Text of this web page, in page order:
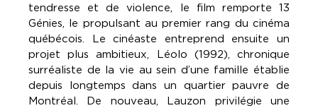
tendresse et de violence, le film remporte 13
Génies, le propulsant au premier rang du cinéma
québécois. Le cinéaste entreprend ensuite un
projet plus ambitieux, Léolo (1992), chronique
surréaliste de la vie au sein d’une famille établie
depuis longtemps dans un quartier pauvre de
Montréal. De nouveau, Lauzon privilégie une